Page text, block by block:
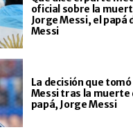
oficial sobre la
Jorge Messi, el papá
Messi
La decisión que tomó
Messi tras la muerte
papá, Jorge Messi
funciona la familia
con Rocío Pardo y
que tuvo con la China
ENTRETENIMIENTO
Luis Brandoni: entre la
inundación del '40 en La
me recuerda a mi
dónde venía "en verdad"